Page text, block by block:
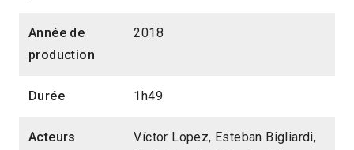
Année de
production
2018
Durée 1h49
Acteurs
Víctor Lopez, Esteban Bigliardi,